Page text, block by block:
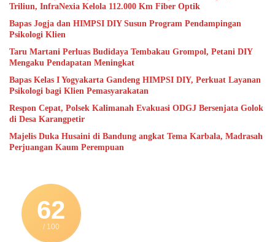
Triliun, InfraNexia Kelola 112.000 Km Fiber Optik
Bapas Jogja dan HIMPSI DIY Susun Program Pendampingan
Psikologi Klien
Taru Martani Perluas Budidaya Tembakau Grompol, Petani DIY
Mengaku Pendapatan Meningkat
Bapas Kelas I Yogyakarta Gandeng HIMPSI DIY, Perkuat Layanan
Psikologi bagi Klien Pemasyarakatan
Respon Cepat, Polsek Kalimanah Evakuasi ODGJ Bersenjata Golok
di Desa Karangpetir
Majelis Duka Husaini di Bandung angkat Tema Karbala, Madrasah
Perjuangan Kaum Perempuan
62
/ 100